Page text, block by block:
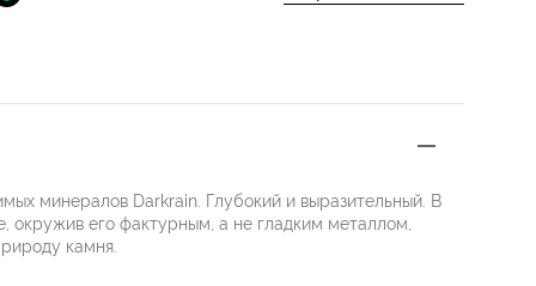
минералов Darkrain. Глубокий и выразительный. В
его фактурным, а не гладким металлом,
камня.